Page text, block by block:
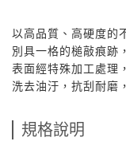
以高品質、高硬度的
別具一格​的​槌敲痕跡
表面經特殊加工處理
洗去油汙，抗刮耐磨
規格說明